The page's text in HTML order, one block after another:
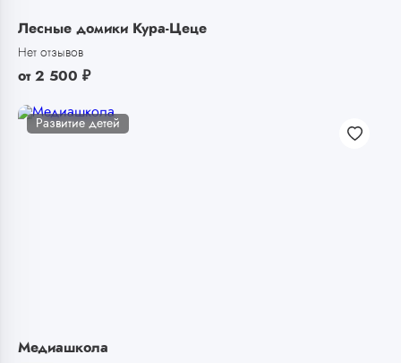
Лесные домики Кура-Цеце
Нет отзывов
от 2 500 ₽
Развитие детей
Медиашкола